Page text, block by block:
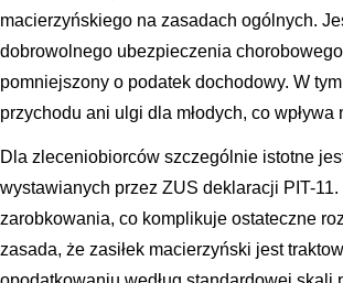
macierzyńskiego na zasadach ogólnych.
dobrowolnego ubezpieczenia
pomniejszony o podatek dochodowy. W
przychodu ani ulgi dla młodych, co
Dla zleceniobiorców szczególnie istotne
wystawianych przez ZUS deklaracji PIT-
zarobkowania, co komplikuje ostateczne
zasada, że zasiłek macierzyński jest